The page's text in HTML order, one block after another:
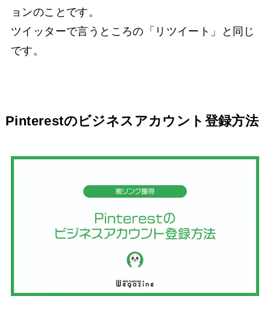
ョンのことです。
ツイッターで言うところの「リツイート」と同じ
です。
Pinterestのビジネスアカウント登録方法